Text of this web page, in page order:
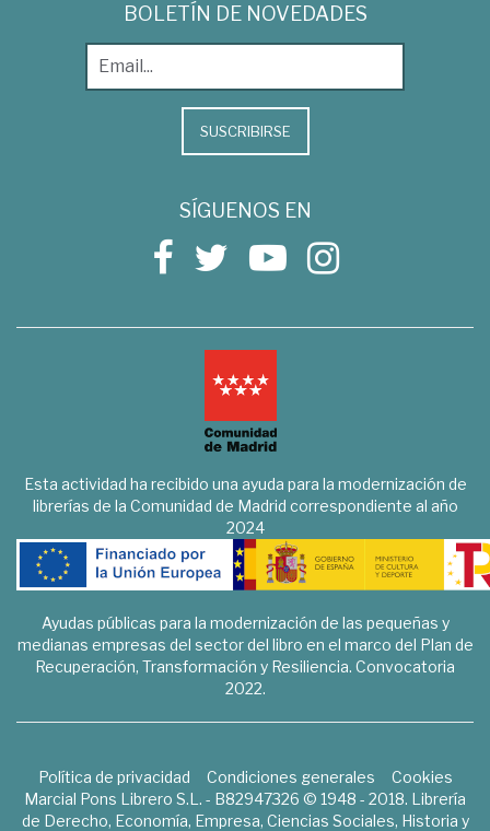
BOLETÍN DE NOVEDADES
SUSCRIBIRSE
SÍGUENOS EN
Esta actividad ha recibido una ayuda para la modernización de
librerías de la Comunidad de Madrid correspondiente al año
2024
Ayudas públicas para la modernización de las pequeñas y
medianas empresas del sector del libro en el marco del Plan de
Recuperación, Transformación y Resiliencia. Convocatoria
2022.
Política de privacidad Condiciones generales
Cookies
Marcial Pons Librero S.L. - B82947326 © 1948 - 2018. Librería
de Derecho, Economía, Empresa, Ciencias Sociales, Historia y